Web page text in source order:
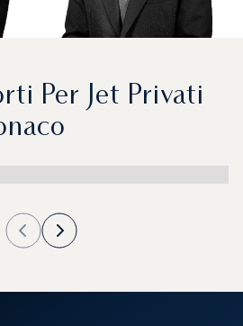
Per Jet Privati